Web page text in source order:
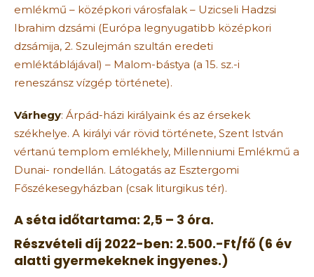
emlékmű – középkori városfalak – Uzicseli Hadzsi
Ibrahim dzsámi (Európa legnyugatibb középkori
dzsámija, 2. Szulejmán szultán eredeti
emléktáblájával) – Malom-bástya (a 15. sz.-i
reneszánsz vízgép története).
Várhegy: Árpád-házi királyaink és az érsekek
székhelye. A királyi vár rövid története, Szent István
vértanú templom emlékhely, Millenniumi Emlékmű a
Dunai- rondellán. Látogatás az Esztergomi
Főszékesegyházban (csak liturgikus tér).
A séta időtartama: 2,5 – 3 óra.
Részvételi díj 2022-ben: 2.500.-Ft/fő (6 év
alatti gyermekeknek ingyenes.)